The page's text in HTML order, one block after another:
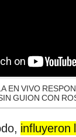
EN VIVO
GUION CON
influyeron